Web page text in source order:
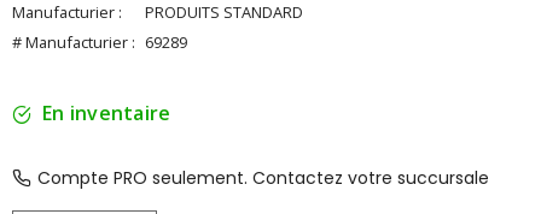
Manufacturier :
PRODUITS STANDARD
# Manufacturier : 69289
En inventaire
Compte PRO seulement. Contactez votre succursale